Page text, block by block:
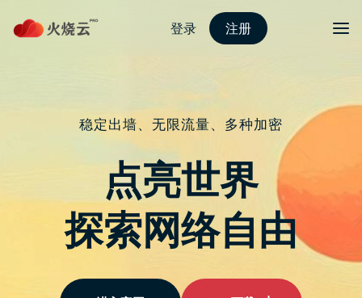
至
正
文 protonvpn下载
LINE 电脑版 7.8 版本更新：贴图与表情贴支
援编辑功能、优化群组视讯预览等 6 项更新
疫情持续严峻，许多人无论是在家上班或到公司上班，有更多的
机会透过 LINE 来联系。除了文字上的交流外，有更多机会使用
7.8 版本更新释出，除针对视讯通话的各项功能进行功能优化，